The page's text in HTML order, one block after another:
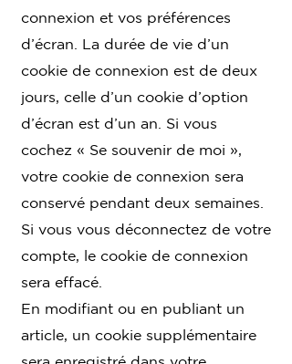
connexion et vos préférences
d’écran. La durée de vie d’un
cookie de connexion est de deux
jours, celle d’un cookie d’option
d’écran est d’un an. Si vous
cochez « Se souvenir de moi »,
votre cookie de connexion sera
conservé pendant deux semaines.
Si vous vous déconnectez de votre
compte, le cookie de connexion
sera effacé.
En modifiant ou en publiant un
article, un cookie supplémentaire